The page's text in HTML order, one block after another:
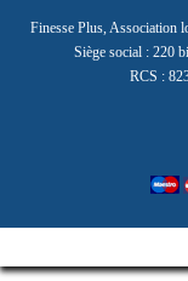
Finesse Plus, Association
Siège social : 220
RCS :